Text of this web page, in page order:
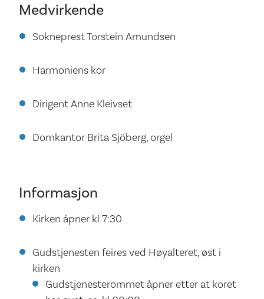
Medvirkende
Sokneprest Torstein Amundsen
Harmoniens kor
Dirigent Anne Kleivset
Domkantor Brita Sjöberg, orgel
Informasjon
Kirken åpner kl 7:30
Gudstjenesten feires ved Høyalteret, øst i
kirken
Gudstjenesterommet åpner etter at koret